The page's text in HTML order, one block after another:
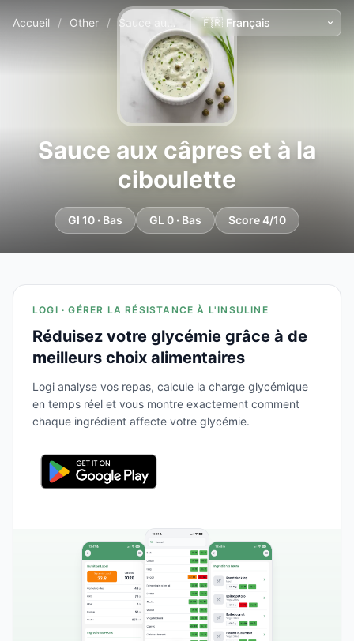
Accueil / Other / Sauce aux câpres et à la ciboulette
Sauce aux câpres et à la
ciboulette
GI 10 · Bas GL 0 · Bas Score 4/10
LOGI · GÉRER LA RÉSISTANCE À L'INSULINE
Réduisez votre glycémie grâce à de
meilleurs choix alimentaires
Logi analyse vos repas, calcule la charge glycémique
en temps réel et vous montre exactement comment
chaque ingrédient affecte votre glycémie.